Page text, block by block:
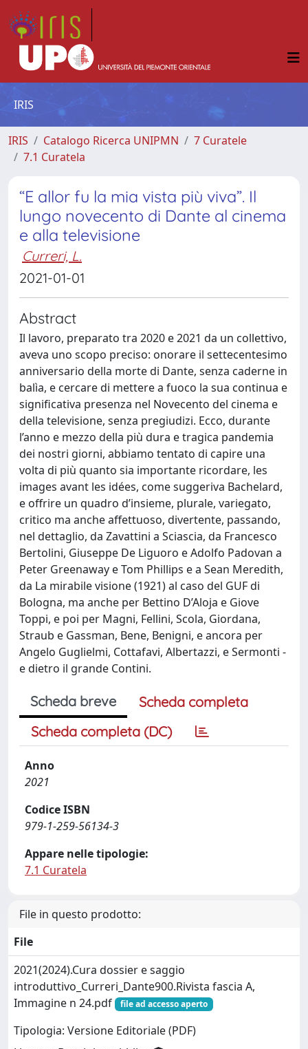
IRIS
IRIS Catalogo Ricerca UNIPMN
7 Curatele
7.1 Curatela
“E allor fu la mia vista più viva”. Il
lungo novecento di Dante al cinema
e alla televisione
Curreri, L.
2021-01-01
Abstract
Il lavoro, preparato tra 2020 e 2021 da un collettivo,
aveva uno scopo preciso: onorare il settecentesimo
anniversario della morte di Dante, senza caderne in
balìa, e cercare di mettere a fuoco la sua continua e
significativa presenza nel Novecento del cinema e
della televisione, senza pregiudizi. Ecco, durante
l’anno e mezzo della più dura e tragica pandemia
dei nostri giorni, abbiamo tentato di capire una
volta di più quanto sia importante ricordare, les
images avant les idées, come suggeriva Bachelard,
e offrire un quadro d’insieme, plurale, variegato,
critico ma anche affettuoso, divertente, passando,
nel dettaglio, da Zavattini a Sciascia, da Francesco
Bertolini, Giuseppe De Liguoro e Adolfo Padovan a
Peter Greenaway e Tom Phillips e a Sean Meredith,
da La mirabile visione (1921) al caso del GUF di
Bologna, ma anche per Bettino D’Aloja e Giove
Toppi, e poi per Magni, Fellini, Scola, Giordana,
Straub e Gassman, Bene, Benigni, e ancora per
Angelo Guglielmi, Cottafavi, Albertazzi, e Sermonti -
e dietro il grande Contini.
Scheda breve
Scheda completa
Scheda completa (DC)
Anno
2021
Codice ISBN
979-1-259-56134-3
Appare nelle tipologie:
7.1 Curatela
File in questo prodotto:
File
2021(2024).Cura dossier e saggio
introduttivo_Curreri_Dante900.Rivista fascia A,
Immagine n 24.pdf
file ad accesso aperto
Tipologia: Versione Editoriale (PDF)